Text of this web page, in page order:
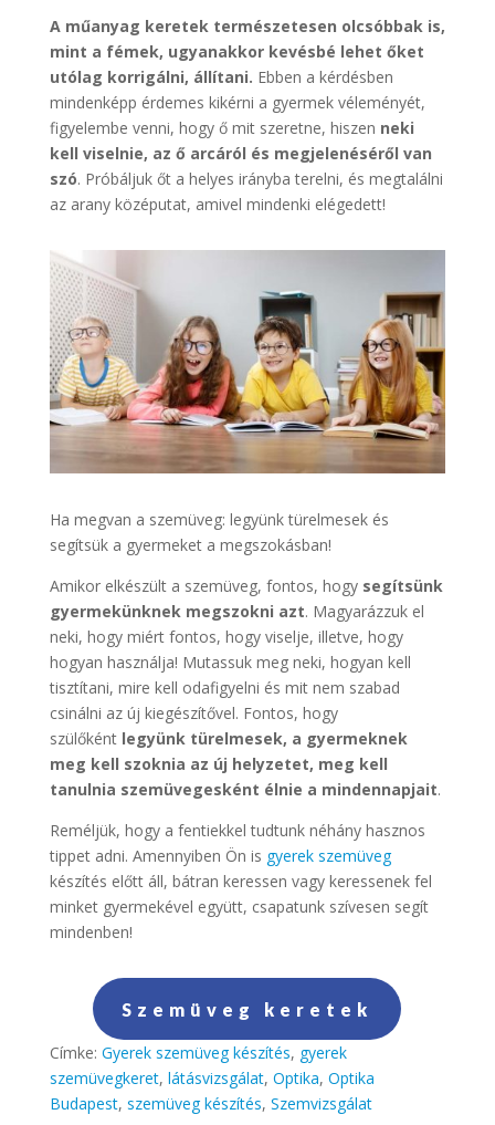
A műanyag keretek természetesen olcsóbbak is,
mint a fémek, ugyanakkor kevésbé lehet őket
utólag korrigálni, állítani. Ebben a kérdésben
mindenképp érdemes kikérni a gyermek véleményét,
figyelembe venni, hogy ő mit szeretne, hiszen neki
kell viselnie, az ő arcáról és megjelenéséről van
szó. Próbáljuk őt a helyes irányba terelni, és megtalálni
az arany középutat, amivel mindenki elégedett!
Ha megvan a szemüveg: legyünk türelmesek és
segítsük a gyermeket a megszokásban!
Amikor elkészült a szemüveg, fontos, hogy segítsünk
gyermekünknek megszokni azt. Magyarázzuk el
neki, hogy miért fontos, hogy viselje, illetve, hogy
hogyan használja! Mutassuk meg neki, hogyan kell
tisztítani, mire kell odafigyelni és mit nem szabad
csinálni az új kiegészítővel. Fontos, hogy
szülőként legyünk türelmesek, a gyermeknek
meg kell szoknia az új helyzetet, meg kell
tanulnia szemüvegesként élnie a mindennapjait.
Reméljük, hogy a fentiekkel tudtunk néhány hasznos
tippet adni. Amennyiben Ön is gyerek szemüveg
készítés előtt áll, bátran keressen vagy keressenek fel
minket gyermekével együtt, csapatunk szívesen segít
mindenben!
Szemüveg keretek
Címke: Gyerek szemüveg készítés, gyerek
szemüvegkeret, látásvizsgálat, Optika, Optika
Budapest, szemüveg készítés, Szemvizsgálat